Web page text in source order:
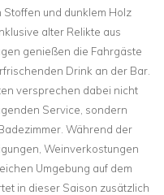
und dunklem Holz
alter Relikte aus
genießen die Fahrgäste
Drink an der Bar.
versprechen dabei nicht
Service, sondern
Während der
Weinverkostungen
Umgebung auf dem
in dieser Saison zusätzlich